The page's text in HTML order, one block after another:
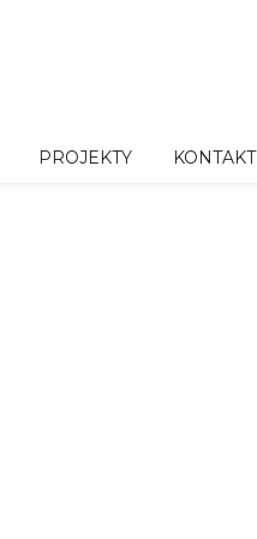
PROJEKTY KONTAKT